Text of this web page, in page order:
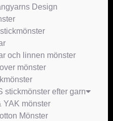
Design
och linnen mönster
mönster
stickmönster efter garn
YAK mönster
Mönster